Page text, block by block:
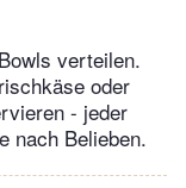
verteilen.
oder
- jeder
nach Belieben.